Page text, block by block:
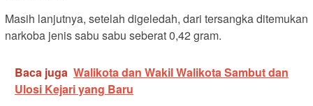
Masih lanjutnya, setelah digeledah, dari tersangka ditemukan
narkoba jenis sabu sabu seberat 0,42 gram.
Baca juga Walikota dan Wakil Walikota Sambut dan
Ulosi Kejari yang Baru